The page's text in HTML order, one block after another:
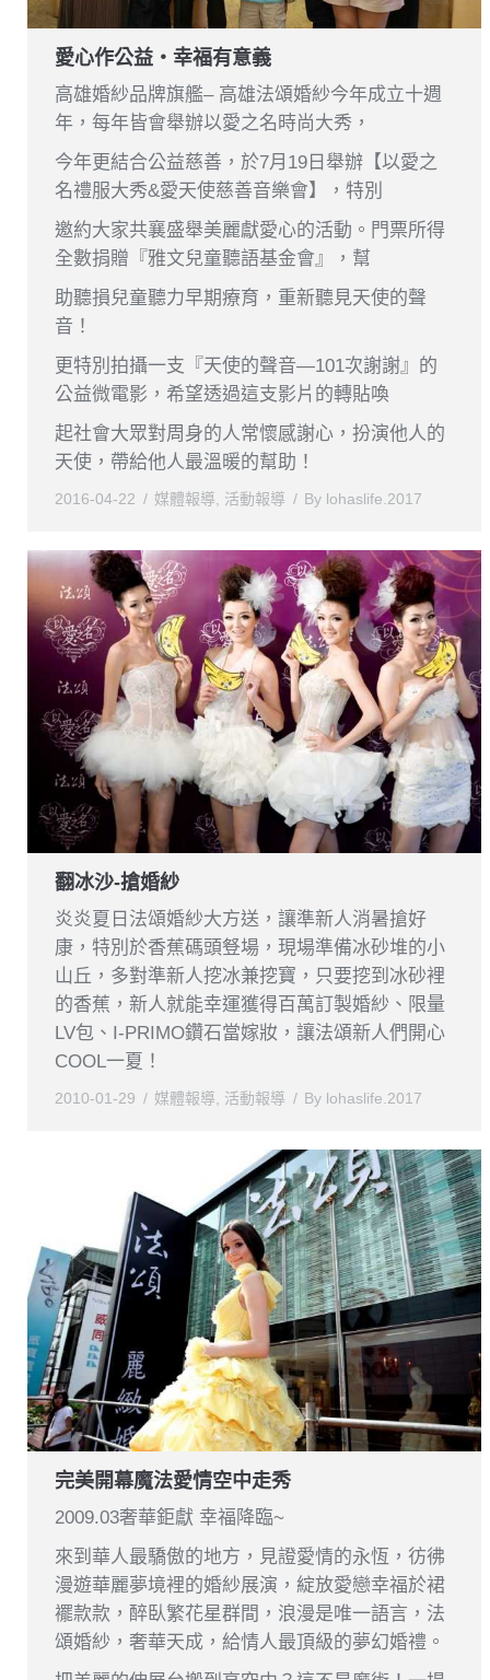
愛心作公益‧幸福有意義
高雄婚紗品牌旗艦– 高雄法頌婚紗今年成立十週
年，每年皆會舉辦以愛之名時尚大秀，
今年更結合公益慈善，於7月19日舉辦【以愛之
名禮服大秀&愛天使慈善音樂會】，特別
邀約大家共襄盛舉美麗獻愛心的活動。門票所得
全數捐贈『雅文兒童聽語基金會』，幫
助聽損兒童聽力早期療育，重新聽見天使的聲
音！
更特別拍攝一支『天使的聲音—101次謝謝』的
公益微電影，希望透過這支影片的轉貼喚
起社會大眾對周身的人常懷感謝心，扮演他人的
天使，帶給他人最溫暖的幫助！
2016-04-22 媒體報導 活動報導 By lohaslife.2017
翻冰沙-搶婚紗
炎炎夏日法頌婚紗大方送，讓準新人消暑搶好
康，特別於香蕉碼頭豋場，現場準備冰砂堆的小
山丘，多對準新人挖冰兼挖寶，只要挖到冰砂裡
的香蕉，新人就能幸運獲得百萬訂製婚紗、限量
LV包、I-PRIMO鑽石當嫁妝，讓法頌新人們開心
COOL一夏！
2010-01-29 媒體報導 活動報導 By lohaslife.2017
完美開幕魔法愛情空中走秀
2009.03奢華鉅獻 幸福降臨~
來到華人最驕傲的地方，見證愛情的永恆，彷彿
漫遊華麗夢境裡的婚紗展演，綻放愛戀幸福於裙
襬款款，醉臥繁花星群間，浪漫是唯一語言，法
頌婚紗，奢華天成，給情人最頂級的夢幻婚禮。